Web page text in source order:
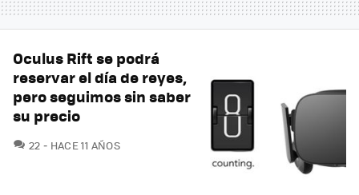
Oculus Rift se podrá
reservar el día de reyes,
pero seguimos sin saber
su precio
22 COMENTARIOS
HACE 11 AÑOS